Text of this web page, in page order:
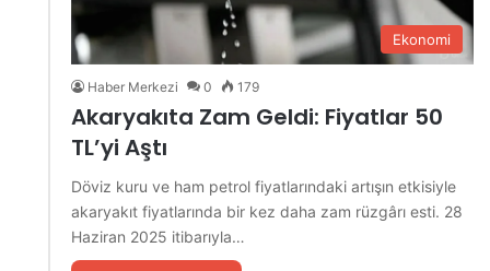
Ekonomi
Haber Merkezi 0 179
Akaryakıta Zam Geldi: Fiyatlar 50
TL’yi Aştı
Döviz kuru ve ham petrol fiyatlarındaki artışın etkisiyle
akaryakıt fiyatlarında bir kez daha zam rüzgârı esti. 28
Haziran 2025 itibarıyla…